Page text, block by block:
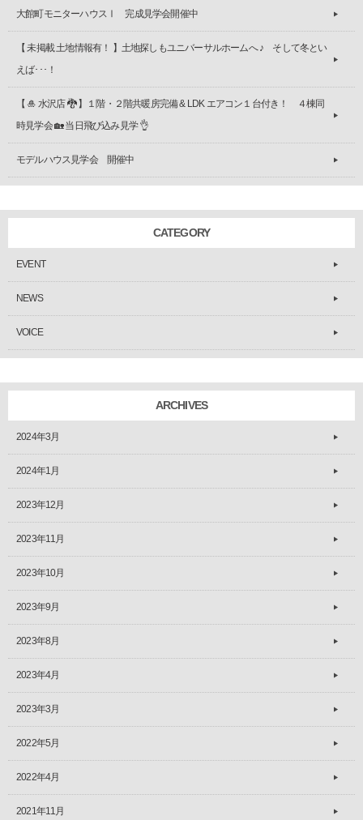
大館町モニターハウスⅠ 完成見学会開催中
【 未掲載 土地情報有！ 】土地探しもユニバーサルホームへ ♪ そして冬とい
えば･･･！
【 🎍 水沢店 🐉 】１階・２階共暖房完備 & LDK エアコン１台付き！ ４棟同
時見学会 🏡 当日飛び込み見学 👌
モデルハウス見学会 開催中
CATEGORY
EVENT
NEWS
VOICE
ARCHIVES
2024年3月
2024年1月
2023年12月
2023年11月
2023年10月
2023年9月
2023年8月
2023年4月
2023年3月
2022年5月
2022年4月
2021年11月